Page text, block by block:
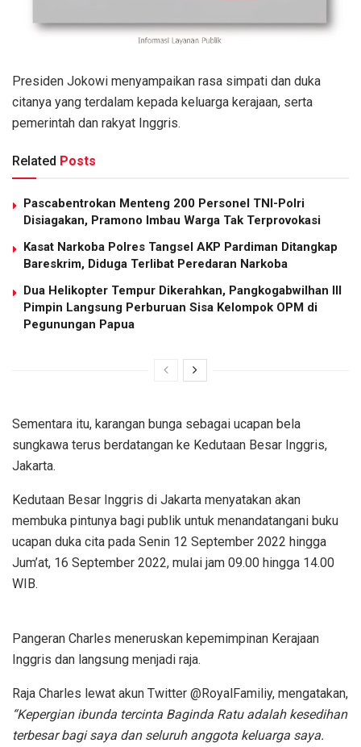
Presiden Jokowi menyampaikan rasa simpati dan duka
citanya yang terdalam kepada keluarga kerajaan, serta
pemerintah dan rakyat Inggris.
Related Posts
Pascabentrokan Menteng 200 Personel TNI-Polri
Disiagakan, Pramono Imbau Warga Tak Terprovokasi
Kasat Narkoba Polres Tangsel AKP Pardiman Ditangkap
Bareskrim, Diduga Terlibat Peredaran Narkoba
Dua Helikopter Tempur Dikerahkan, Pangkogabwilhan III
Pimpin Langsung Perburuan Sisa Kelompok OPM di
Pegunungan Papua
Sementara itu, karangan bunga sebagai ucapan bela
sungkawa terus berdatangan ke Kedutaan Besar Inggris,
Jakarta.
Kedutaan Besar Inggris di Jakarta menyatakan akan
membuka pintunya bagi publik untuk menandatangani buku
ucapan duka cita pada Senin 12 September 2022 hingga
Jum’at, 16 September 2022, mulai jam 09.00 hingga 14.00
WIB.
Pangeran Charles meneruskan kepemimpinan Kerajaan
Inggris dan langsung menjadi raja.
Raja Charles lewat akun Twitter @RoyalFamiliy, mengatakan,
“Kepergian ibunda tercinta Baginda Ratu adalah kesedihan
terbesar bagi saya dan seluruh anggota keluarga saya.